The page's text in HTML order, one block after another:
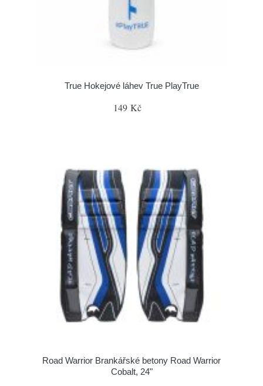
True Hokejové láhev True PlayTrue
149 Kč
Road Warrior Brankářské betony Road Warrior
Cobalt, 24"